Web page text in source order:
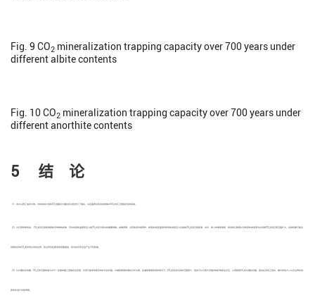
Fig. 9 CO2 mineralization trapping capacity over 700 years under
different albite contents
Fig. 10CO2 mineralization trapping capacity over 700 years under
different anorthite contents
5 结 论
（1）本文以西江油田为例，对场地咸水层的CO 2短期及长期封存过程进行了模拟，以定量表征各场地参数对CO 2 封存工程稳定性的影响。
（2）对迁移规律来说， CO 2 羽流迁移距离受较多参数的影响，其中地层的温度和压力是CO 2 状态方程中的重要参数。结果表明：当其他条件相同时，较高的地层温度和较低的地层压力会增加CO 2 羽流迁移距离；此外，较小的储层厚度、较低的孔隙度以及较高的渗透率均会导致CO 2 羽流迁移范围扩大。这种现象可能会
导致封存的CO 2 更早到达场地边界，若边界存在断层等泄露通道，将对封存安全性产生不利影响。
（3）从长期封存来看，CO 2 迁移范围的增大并不一定意味着工程稳定性变差，反而可能带来更多的矿化封存量。以储层厚度的模拟分析为例，在储层厚度较低的情况下，CO 2 羽流波及到的范围更大，因此可以与更大范围内的矿物发生反应，从而提高CO 2 的长期封存量。因此在实际工程中，需对场地大小以及边界处地
质条件进行详细考察。